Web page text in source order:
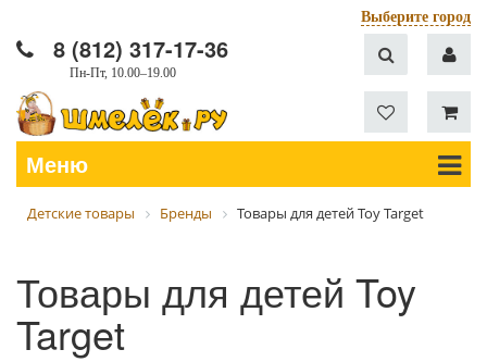
Выберите город
8 (812) 317-17-36
Пн-Пт, 10.00–19.00
Меню
Детские товары Бренды Товары для детей Toy Target
Товары для детей Toy
Target